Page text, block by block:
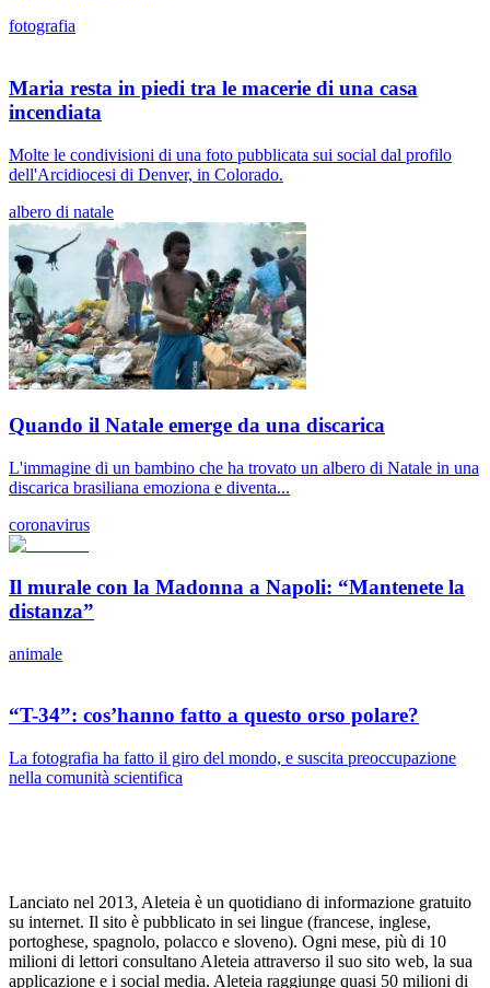
fotografia
Maria resta in piedi tra le macerie di una casa
incendiata
Molte le condivisioni di una foto pubblicata sui social dal profilo
dell'Arcidiocesi di Denver, in Colorado.
albero di natale
Quando il Natale emerge da una discarica
L'immagine di un bambino che ha trovato un albero di Natale in una
discarica brasiliana emoziona e diventa...
coronavirus
Il murale con la Madonna a Napoli: “Mantenete la
distanza”
animale
“T-34”: cos’hanno fatto a questo orso polare?
La fotografia ha fatto il giro del mondo, e suscita preoccupazione
nella comunità scientifica
Lanciato nel 2013, Aleteia è un quotidiano di informazione gratuito
su internet. Il sito è pubblicato in sei lingue (francese, inglese,
portoghese, spagnolo, polacco e sloveno). Ogni mese, più di 10
milioni di lettori consultano Aleteia attraverso il suo sito web, la sua
applicazione e i social media. Aleteia raggiunge quasi 50 milioni di